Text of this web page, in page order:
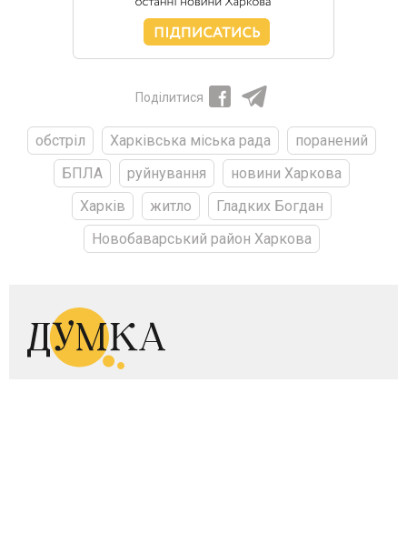
Поділитися
обстріл Харківська міська рада
поранений
БПЛА
руйнування
новини Харкова
Харків
житло
Гладких Богдан
Новобаварський район Харкова